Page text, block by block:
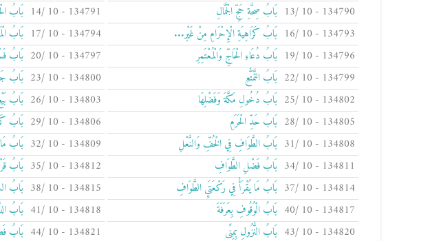
134790 - 10 /13
بَابُ صِحَّةِ حَجِّ الْجَمَّالِ 134791 - 10 /14 بَابُ
134793 - 10 /16
بَابُ كَرَاهِيَةِ الْإِحْرَامِ مِنْ غَيْرِ... 134794 - 10 /17 بَابُ
134796 - 10 /19
بَابُ دُعَاءِ الْحَاجِّ وَالْمُعْتَمِرِ 134797 - 10 /20 بَابُ
134799 - 10 /22
بَابُ التَّمَتُّعِ 134800 - 10 /23 بَابُ
134802 - 10 /25
بَابُ دُخُولِ مَكَّةَ وَفَضْلِهَا 134803 - 10 /26 بَابُ
134805 - 10 /28
بَابُ حَدِّ الْحَرَمِ 134806 - 10 /29 بَابُ
134808 - 10 /31
بَابُ الطَّوَافِ فِي الْخُفِّ وَالنَّعْلِ 134809 - 10 /32 بَابُ
134811 - 10 /34
بَابُ فَضْلِ الطَّوَافِ 134812 - 10 /35 بَابُ
134814 - 10 /37
بَابُ مَا يُقْرَأُ فِي رَكْعَتَيِ الطَّوَافِ 134815 - 10 /38 بَابُ
134817 - 10 /40
بَابُ الْوُقُوفِ بِعَرَفَةَ 134818 - 10 /41 بَابُ
134820 - 10 /43
بَابُ النُّزُولِ بِمِنًى 134821 - 10 /44 بَابُ